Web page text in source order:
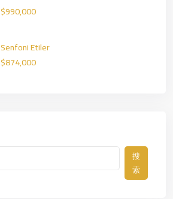
$990,000
Senfoni Etiler
$874,000
搜
索